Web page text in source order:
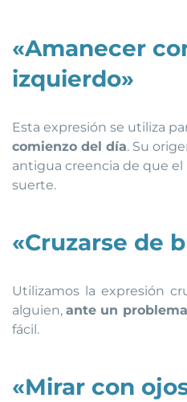
«Amanecer
izquierdo»
Esta expresión se utiliza
comienzo del día. Su
antigua creencia de que
suerte.
«Cruzarse de
Utilizamos la expresión
alguien,ante un
fácil.
«Mirar con